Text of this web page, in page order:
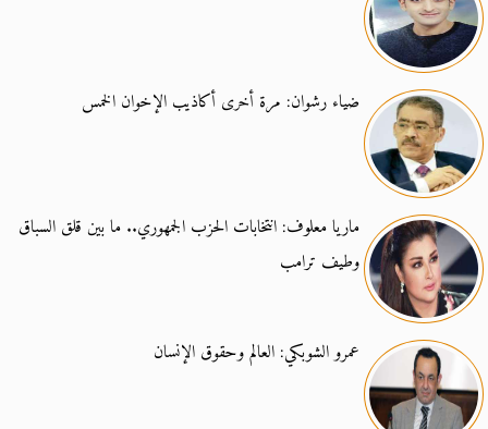
ضياء رشوان: مرة أخرى أكاذيب الإخوان الخمس
ماريا معلوف: انتخابات الحزب الجمهوري.. ما بين قلق السباق
وطيف ترامب
عمرو الشوبكي: العالم وحقوق الإنسان